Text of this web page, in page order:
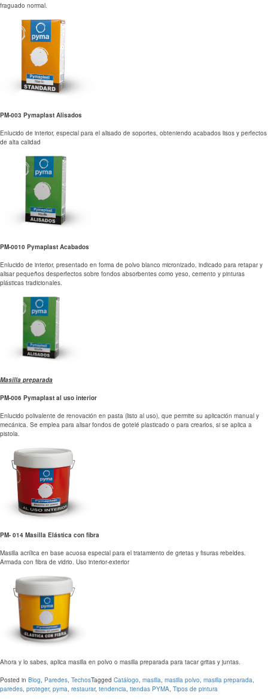
fraguado normal.
PM-003 Pymaplast Alisados
Enlucido de interior, especial para el alisado de soportes, obteniendo acabados lisos y perfectos
de alta calidad
PM-0010 Pymaplast Acabados
Enlucido de interior, presentado en forma de polvo blanco micronizado, indicado para retapar y
alisar pequeños desperfectos sobre fondos absorbentes como yeso, cemento y pinturas
plásticas tradicionales.
Masilla preparada
PM-006 Pymaplast al uso interior
Enlucido polivalente de renovación en pasta (listo al uso), que permite su aplicación manual y
mecánica. Se emplea para alisar fondos de gotelé plasti­cado o para crearlos, si se aplica a
pistola.
PM- 014 Masilla Elástica con fibra
Masilla acrílica en base acuosa especial para el tratamiento de grietas y fi­suras rebeldes.
Armada con fi­bra de vidrio. Uso interior-exterior
Ahora y lo sabes, aplica masilla en polvo o masilla preparada para tacar gritas y juntas.
Posted in Blog, Paredes, TechosTagged Catálogo, masilla, masilla polvo, masilla preparada,
paredes, proteger, pyma, restaurar, tendencia, tiendas PYMA, Tipos de pintura